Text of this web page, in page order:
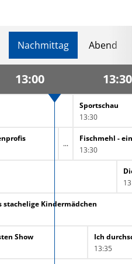
Nachmittag Abend
13:00 13:30
Sportschau
13:30
13:30
stachelige Kindermädchen
Show
13:35